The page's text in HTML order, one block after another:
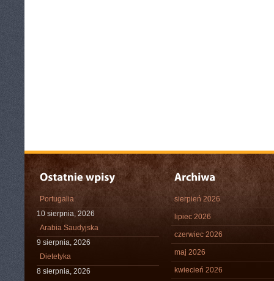
Portugalia
10 sierpnia, 2026
Arabia Saudyjska
9 sierpnia, 2026
Dietetyka
8 sierpnia, 2026
sierpień 2026
lipiec 2026
czerwiec 2026
maj 2026
kwiecień 2026